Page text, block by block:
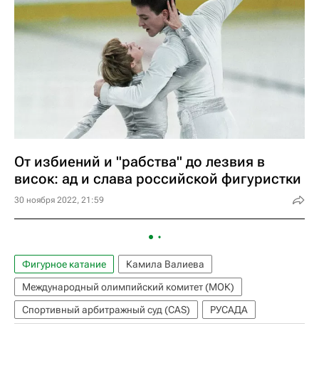
От избиений и "рабства" до лезвия в
висок: ад и слава российской фигуристки
30 ноября 2022, 21:59
Фигурное катание
Камила Валиева
Международный олимпийский комитет (МОК)
Спортивный арбитражный суд (CAS)
РУСАДА